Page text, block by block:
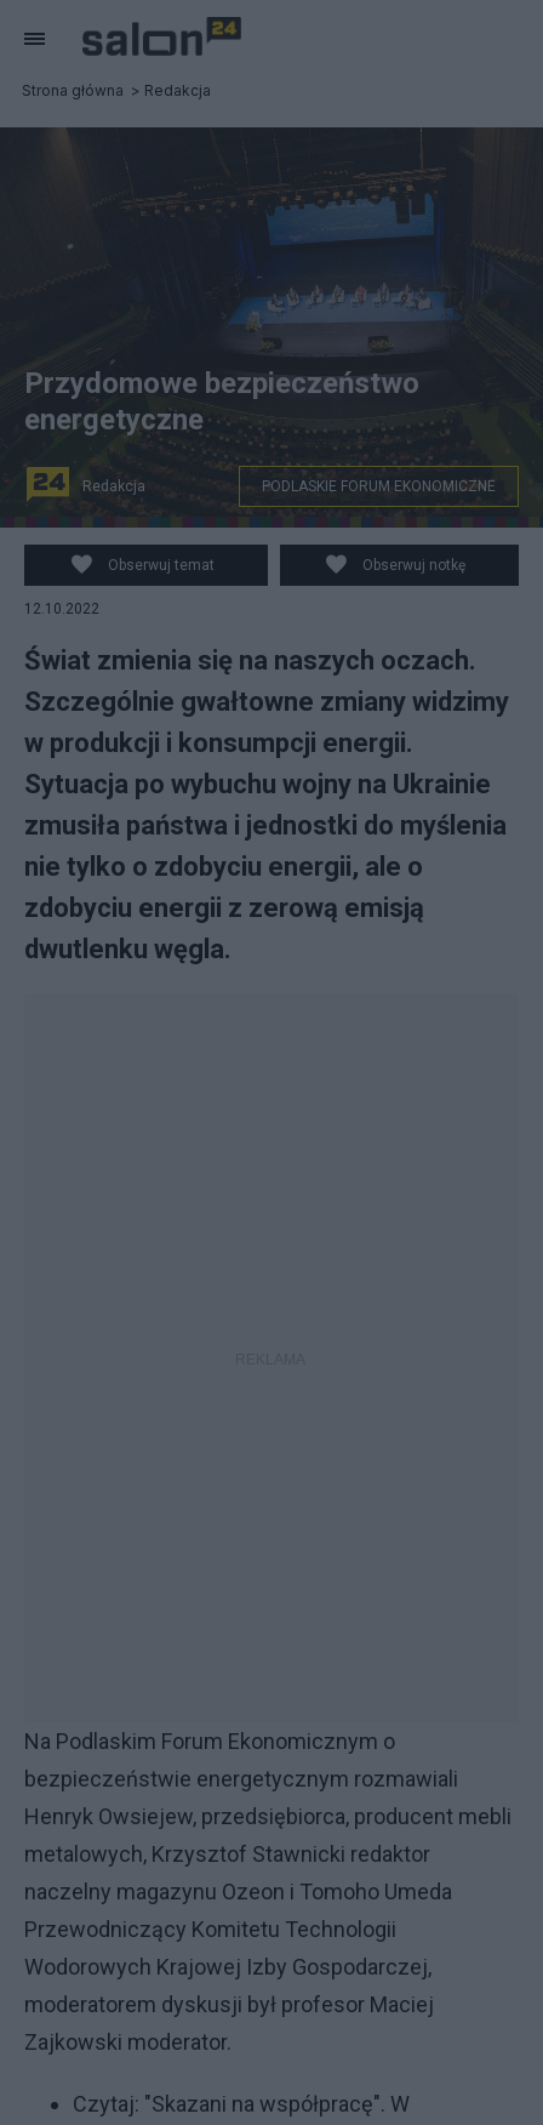
Strona główna Redakcja
Podlaskie Forum Ekonomicze poświęcone jest
współpracy z Azją oraz bezpieczeństwu
ekonomicznemu Fot. Paweł Krukowski/UMWP
Przydomowe bezpieczeństwo
energetyczne
Redakcja PODLASKIE FORUM EKONOMICZNE
Obserwuj temat Obserwuj notkę
12.10.2022
Świat zmienia się na naszych oczach.
Szczególnie gwałtowne zmiany widzimy
w produkcji i konsumpcji energii.
Sytuacja po wybuchu wojny na Ukrainie
zmusiła państwa i jednostki do myślenia
nie tylko o zdobyciu energii, ale o
zdobyciu energii z zerową emisją
dwutlenku węgla.
Na Podlaskim Forum Ekonomicznym o
bezpieczeństwie energetycznym rozmawiali
Henryk Owsiejew, przedsiębiorca, producent mebli
metalowych, Krzysztof Stawnicki redaktor
naczelny magazynu Ozeon i Tomoho Umeda
Przewodniczący Komitetu Technologii
Wodorowych Krajowej Izby Gospodarczej,
moderatorem dyskusji był profesor Maciej
Zajkowski moderator.
Czytaj: "Skazani na współpracę". W